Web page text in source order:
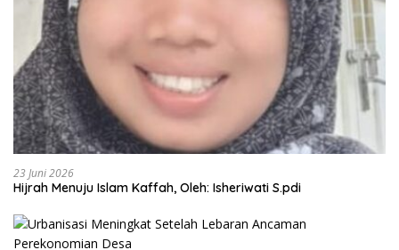
23 Juni 2026
Hijrah Menuju Islam Kaffah, Oleh: Isheriwati S.pdi